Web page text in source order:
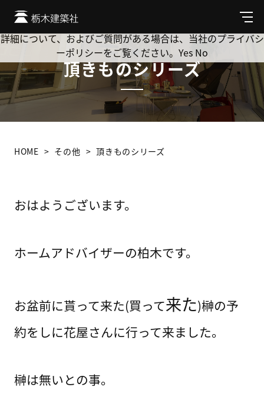
メ
ニ
ュ
頂きものシリーズ
HOME その他 頂きものシリーズ
おはようございます。
ホームアドバイザーの柏木です。
お盆前に貰って来た(買って来た)榊の予
約をしに花屋さんに行って来ました。
榊は無いとの事。
Cookie を使用して、お客様の活動を追跡してもよろしいです
か? 当社ではお客様のプライバシーを極めて重視しています。
詳細について、およびご質問がある場合は、当社のプライバシ
ーポリシーをご覧ください。 Yes No